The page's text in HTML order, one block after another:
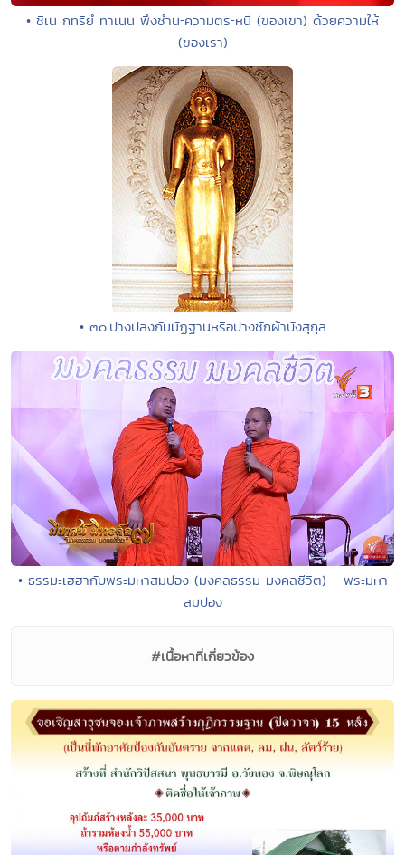
• ชิเน กทริยํ ทาเนน พึงชำนะความตระหนี่ (ของเขา) ด้วยความให้
(ของเรา)
• ๓๐.ปางปลงกัมมัฏฐานหรือปางชักผ้าบังสุกุล
• ธรรมะเฮฮากับพระมหาสมปอง (มงคลธรรม มงคลชีวิต) - พระมหา
สมปอง
#เนื้อหาที่เกี่ยวข้อง